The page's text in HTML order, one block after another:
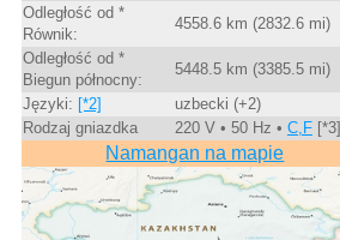
Odległość od *
Równik:
4558.6 km (2832.6 mi)
Odległość od *
Biegun północny:
5448.5 km (3385.5 mi)
Języki: [*2]
uzbecki (+2)
Rodzaj gniazdka
220 V • 50 Hz • C,F[*3]
Namangan na mapie